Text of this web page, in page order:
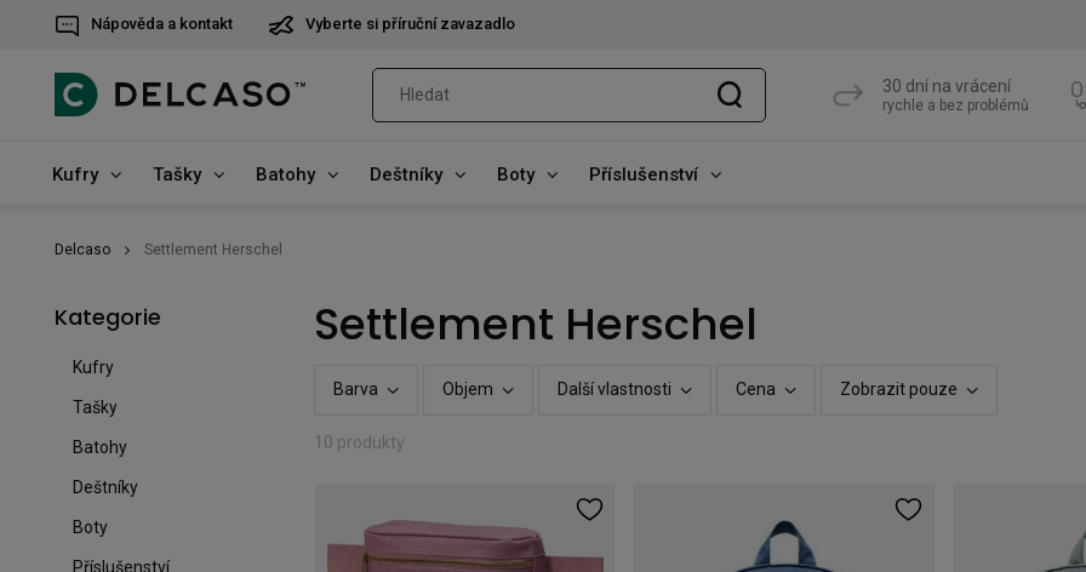
Nápověda a kontakt Vyberte si příruční zavazadlo
30 dní na vrácení
rychle a bez problémů
Kufry Tašky Batohy Deštníky Boty Příslušenství
Delcaso Settlement Herschel
Kategorie
Kufry
Tašky
Batohy
Deštníky
Boty
Příslušenství
Settlement Herschel
Barva Objem Další vlastnosti Cena Zobrazit pouze
10 produkty